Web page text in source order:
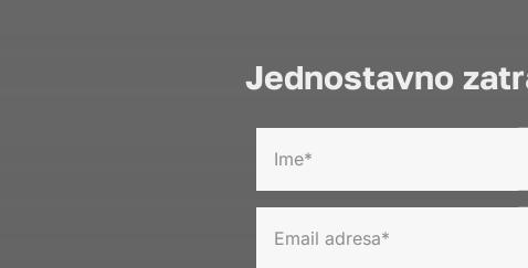
Jednostavno